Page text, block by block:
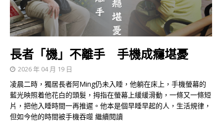
長者「機」不離手 手機成癮堪憂
2026 年 04 月 19 日
凌晨二時，獨居長者阿Ming仍未入睡，他躺在床上，手機螢幕的
藍光映照着他花白的頭髮，拇指在螢幕上緩緩滑動，一條又一條短
片，把他入睡時間一再推遲。他本是個早睡早起的人，生活規律，
但如今他的時間被手機吞噬 繼續閱讀